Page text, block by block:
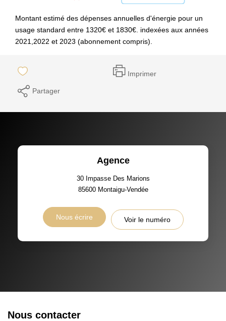
Montant estimé des dépenses annuelles d'énergie pour un
usage standard entre 1320€ et 1830€. indexées aux années
2021,2022 et 2023 (abonnement compris).
Imprimer
Partager
Agence
30 Impasse Des Marions
85600 Montaigu-Vendée
Nous écrire Voir le numéro
Nous contacter